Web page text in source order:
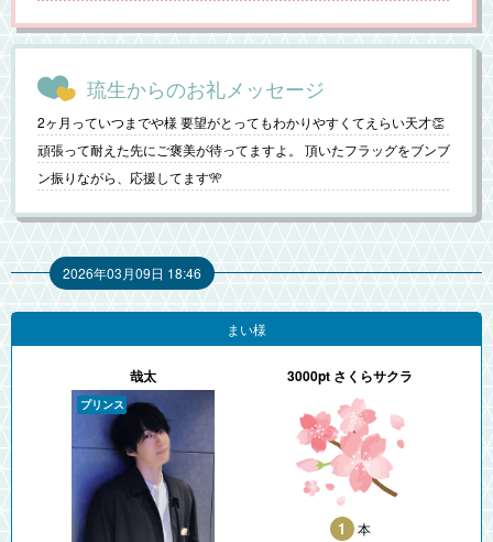
琉生からのお礼メッセージ
2ヶ月っていつまでや様 要望がとってもわかりやすくてえらい天才👏
頑張って耐えた先にご褒美が待ってますよ。 頂いたフラッグをブンブ
ン振りながら、応援してます🎌
2026年03月09日 18:46
まい様
哉太 3000pt さくらサクラ
1
本